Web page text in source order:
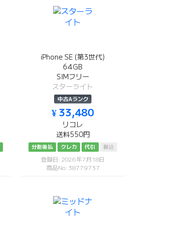
iPhone SE (第3世代)
64GB
SIMフリー
スターライト
中古Aランク
¥ 33,480
リコレ
送料550円
分割後払 クレカ 代引 振込
登録日: 2026年7月18日
商品No: 38779737